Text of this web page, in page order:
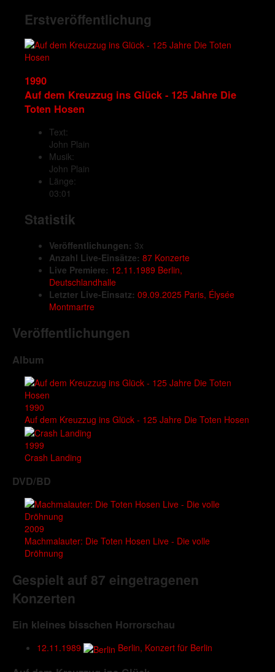
Erstveröffentlichung
1990
Auf dem Kreuzzug ins Glück - 125 Jahre Die
Toten Hosen
Text:
John Plain
Musik:
John Plain
Länge:
03:01
Statistik
Veröffentlichungen: 3x
Anzahl Live-Einsätze: 87 Konzerte
Live Premiere: 12.11.1989 Berlin,
Deutschlandhalle
Letzter Live-Einsatz: 09.09.2025 Paris, Élysée
Montmartre
Veröffentlichungen
Album
1990
Auf dem Kreuzzug ins Glück - 125 Jahre Die Toten Hosen
1999
Crash Landing
DVD/BD
2009
Machmalauter: Die Toten Hosen Live - Die volle
Dröhnung
Gespielt auf 87 eingetragenen
Konzerten
Ein kleines bisschen Horrorschau
12.11.1989 Berlin, Konzert für Berlin